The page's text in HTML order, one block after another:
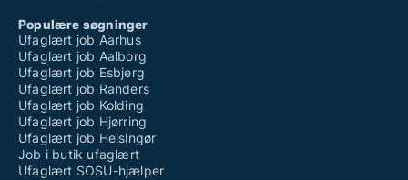
Populære søgninger
Ufaglært job Aarhus
Ufaglært job Aalborg
Ufaglært job Esbjerg
Ufaglært job Randers
Ufaglært job Kolding
Ufaglært job Hjørring
Ufaglært job Helsingør
Job i butik ufaglært
Ufaglært SOSU-hjælper